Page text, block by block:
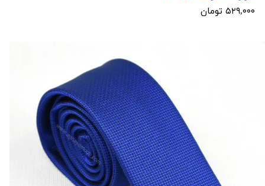
۵۲۹,۰۰۰ تومان